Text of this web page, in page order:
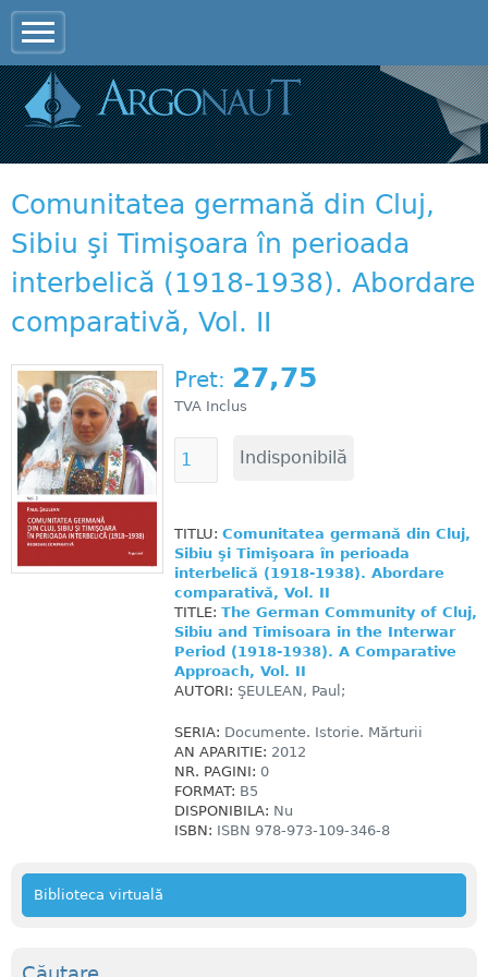
Comunitatea germană din Cluj,
Sibiu şi Timişoara în perioada
interbelică (1918-1938). Abordare
comparativă, Vol. II
Pret: 27,75
TVA Inclus
TITLU: Comunitatea germană din Cluj,
Sibiu şi Timişoara în perioada
interbelică (1918-1938). Abordare
comparativă, Vol. II
TITLE: The German Community of Cluj,
Sibiu and Timisoara in the Interwar
Period (1918-1938). A Comparative
Approach, Vol. II
AUTORI: ŞEULEAN, Paul;
SERIA: Documente. Istorie. Mărturii
AN APARITIE: 2012
NR. PAGINI: 0
FORMAT: B5
DISPONIBILA: Nu
ISBN: ISBN 978-973-109-346-8
Biblioteca virtuală